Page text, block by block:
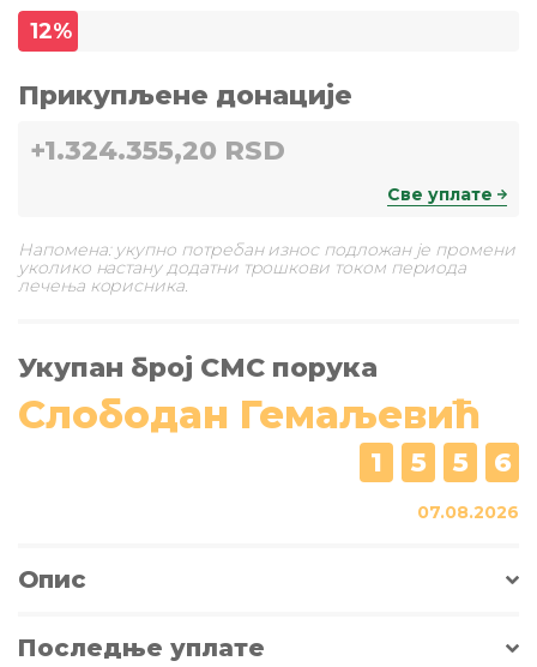
12%
Прикупљене донације
+1.324.355,20 RSD
Све уплате
Напомена: укупно потребан износ подложан је промени
уколико настану додатни трошкови током периода
лечења корисника.
Укупан број СМС порука
Слободан Гемаљевић
1 5 5 6
07.08.2026
Опис
Последње уплате